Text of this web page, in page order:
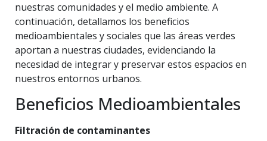
nuestras comunidades y el medio ambiente. A
continuación, detallamos los beneficios
medioambientales y sociales que las áreas verdes
aportan a nuestras ciudades, evidenciando la
necesidad de integrar y preservar estos espacios en
nuestros entornos urbanos.
Beneficios Medioambientales
Filtración de contaminantes